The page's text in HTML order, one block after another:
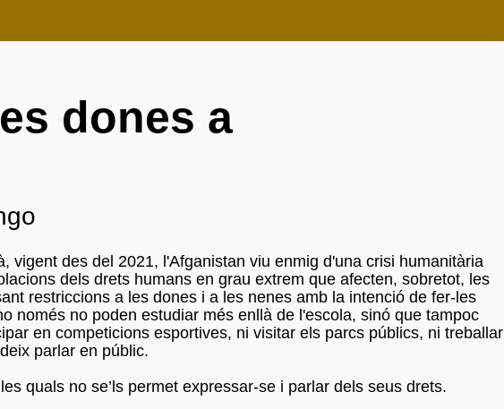
dones a
vigent des del 2021, l'Afganistan viu enmig d'una crisi humanitària
dels drets humans en grau extrem que afecten, sobretot, les
restriccions a les dones i a les nenes amb la intenció de fer-les
només no poden estudiar més enllà de l'escola, sinó que tampoc
en competicions esportives, ni visitar els parcs públics, ni treballar
parlar en públic.
quals no se’ls permet expressar-se i parlar dels seus drets.